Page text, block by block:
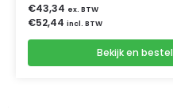
€43,34 ex. BTW
€52,44 incl. BTW
Bekijk en bestel